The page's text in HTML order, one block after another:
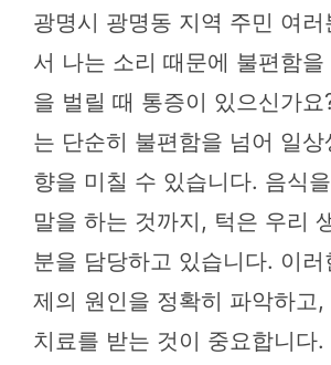
광명시 광명동 지역 주민 여러
서 나는 소리 때문에 불편함을
을 벌릴 때 통증이 있으신가요
는 단순히 불편함을 넘어 일상
향을 미칠 수 있습니다. 음식
말을 하는 것까지, 턱은 우리
분을 담당하고 있습니다. 이
제의 원인을 정확히 파악하고
치료를 받는 것이 중요합니다.